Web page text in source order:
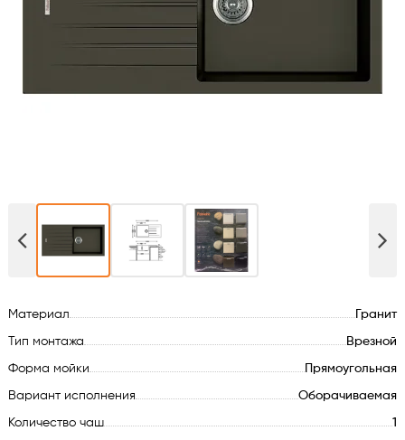
Духовые шкафы
Варочные поверхности
Стиральные машины
Сушильные машины
Холодильное оборудование
Сантехника
Материал Гранит
Тип монтажа Врезной
Форма мойки Прямоугольная
Вариант исполнения Оборачиваемая
Количество чаш 1